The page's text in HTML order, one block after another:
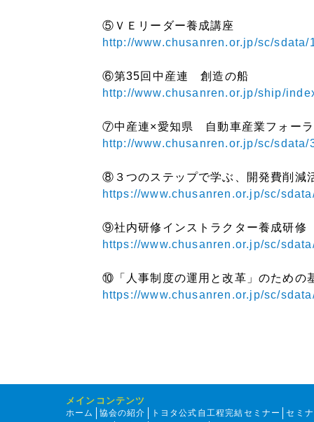
⑤ＶＥリーダー養成講座
http://www.chusanren.or.jp/sc/sdata/
⑥第35回中産連 創造の船
http://www.chusanren.or.jp/ship/
⑦中産連×愛知県 自動車産業フォー
http://www.chusanren.or.jp/sc/sdata/
⑧３つのステップで学ぶ、開発費削減
https://www.chusanren.or.jp/sc/
⑨社内研修インストラクター養成研修
https://www.chusanren.or.jp/sc/
⑩「人事制度の運用と改革」のための
https://www.chusanren.or.jp/sc/
メインコンテンツ
ホーム 協会の紹介 トヨタ公式自工程完結セミナー
セミ